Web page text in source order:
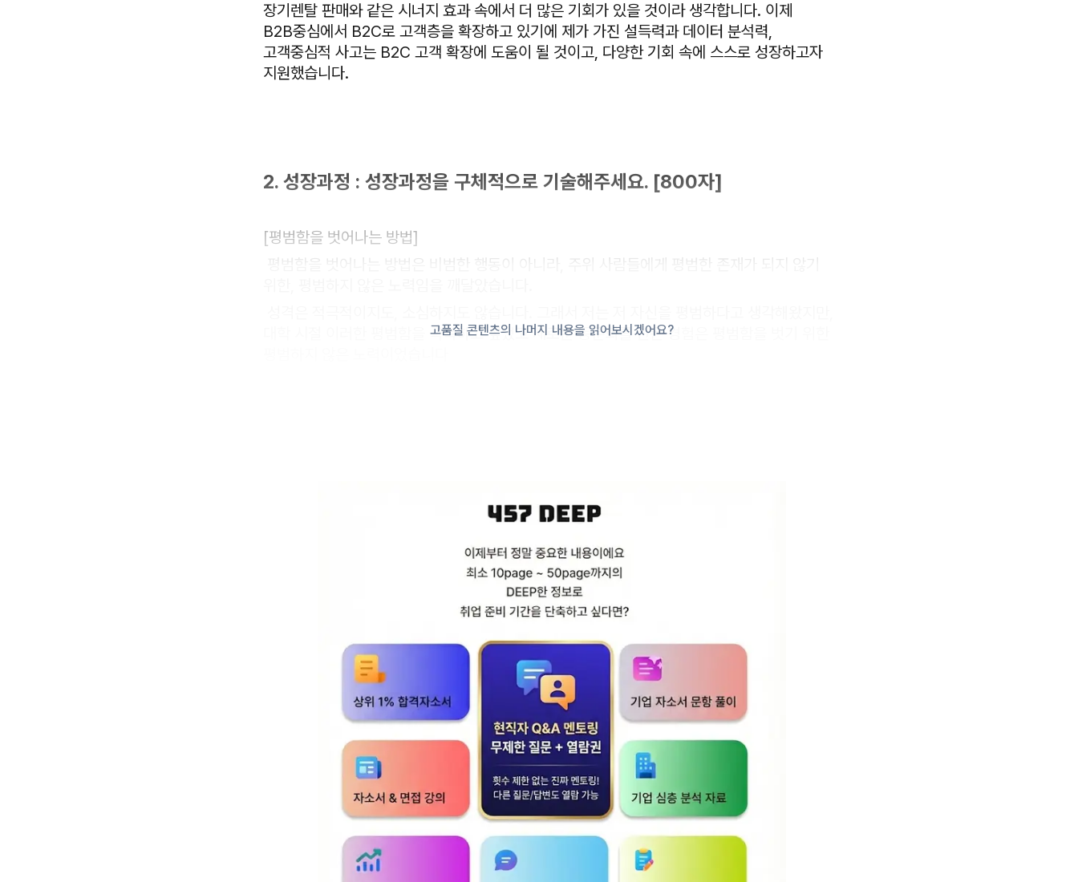
장기렌탈 판매와 같은 시너지 효과 속에서 더 많은 기회가 있을 것이라 생각합니다. 이제
B2B중심에서 B2C로 고객층을 확장하고 있기에 제가 가진 설득력과 데이터 분석력,
고객중심적 사고는 B2C 고객 확장에 도움이 될 것이고, 다양한 기회 속에 스스로 성장하고자
지원했습니다.
2. 성장과정 : 성장과정을 구체적으로 기술해주세요. [800자]
[평범함을 벗어나는 방법]
평범함을 벗어나는 방법은 비범한 행동이 아니라, 주위 사람들에게 평범한 존재가 되지 않기
대학 시절 이러한 평범함을 극복하고 싶었고 새로운 동문회를 만든 경험은 평범함을 벗기 위한
고품질 콘텐츠의 나머지 내용을 읽어보시겠어요?